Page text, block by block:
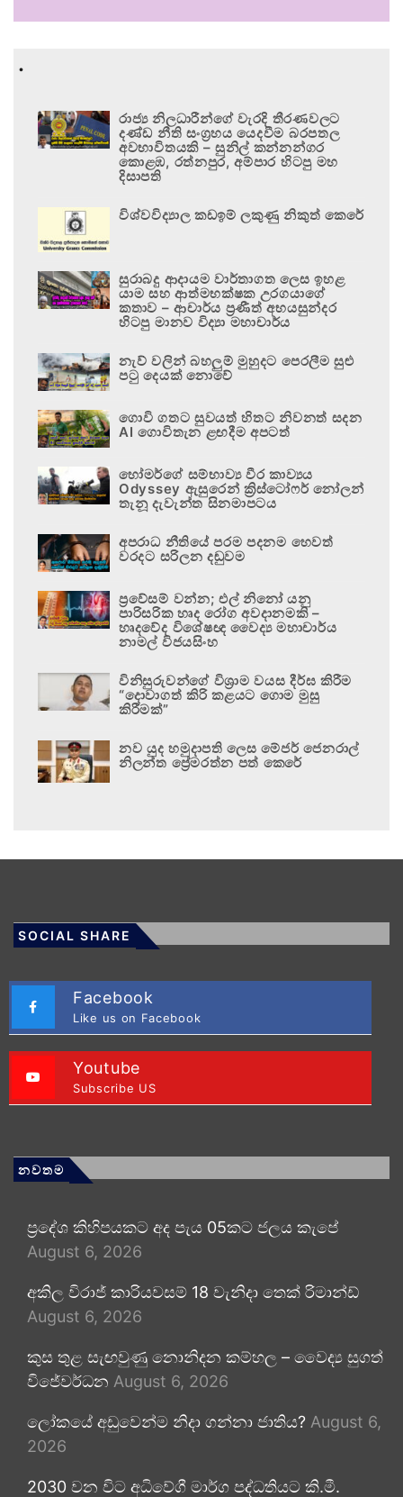
.
රාජ්‍ය නිලධාරීන්ගේ වැරදි තීරණවලට
දණ්ඩ නීති සංග්‍රහය යෙදවීම බරපතල
අවභාවිතයකි – සුනිල් කන්නන්ගර
කොළඹ, රත්නපුර, අම්පාර හිටපු මහ
දිසාපති
විශ්වවිද්‍යාල කඩඉම් ලකුණු නිකුත් කෙරේ
සුරාබදු ආදායම වාර්තාගත ලෙස ඉහළ
යාම සහ ආත්මභක්ෂක උරගයාගේ
කතාව – ආචාර්ය ප්‍රණීත් අභයසුන්දර
හිටපු මානව විද්‍යා මහාචාර්ය
නැව් වලින් බහලුම් මුහුදට පෙරලීම සුළු
පටු දෙයක් නොවේ
ගොවි ගතට සුවයත් හිතට නිවනත් සදන
AI ගොවිතැන ළඟදීම අපටත්
හෝමර්ගේ සම්භාව්‍ය වීර කාව්‍යය
Odyssey ඇසුරෙන් ක්‍රිස්ටෝෆර් නෝලන්
තැනූ දැවැන්ත සිනමාපටය
අපරාධ නීතියේ පරම පදනම හෙවත්
වරදට සරිලන දඬුවම
ප්‍රවේසම් වන්න; එල් නිනෝ යනු
පාරිසරික හෘද රෝග අවදානමකි –
හෘදවේද විශේෂඥ වෛද්‍ය මහාචාර්ය
නාමල් විජයසිංහ
විනිසුරුවන්ගේ විශ්‍රාම වයස දීර්ඝ කිරීම
“දොවාගත් කිරි කළයට ගොම මුසු
කිරීමක්”
නව යුද හමුදාපති ලෙස මේජර් ජෙනරාල්
නිලන්ත ප්‍රේමරත්න පත් කෙරේ
SOCIAL SHARE
Facebook
Like us on Facebook
Youtube
Subscribe US
නවතම
ප්‍රදේශ කිහිපයකට අද පැය 05කට ජලය කැපේ
August 6, 2026
අකිල විරාජ් කාරියවසම් 18 වැනිදා තෙක් රිමාන්ඩ්
August 6, 2026
කුස තුළ සැඟවුණු නොනිදන කම්හල – වෛද්‍ය සුගත්
විජේවර්ධන August 6, 2026
ලෝකයේ අඩුවෙන්ම නිදා ගන්නා ජාතිය? August 6,
2026
2030 වන විට අධිවේගී මාර්ග පද්ධතියට කි.මී.